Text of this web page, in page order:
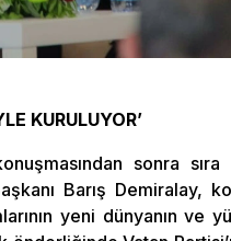
KURULUYOR’
sonra
Barış Demiralay,
yeni dünyanın ve